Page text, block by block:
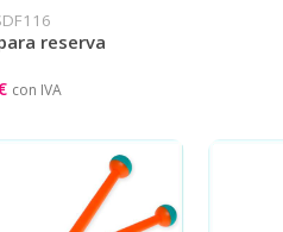
reserva
con IVA